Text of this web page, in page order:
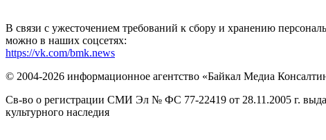
В связи с ужесточением требований к сбору и хранению
можно в наших соцсетях:
https://vk.com/bmk.news
© 2004-2026 информационное агентство «Байкал Медиа
Св-во о регистрации СМИ Эл № ФС 77-22419 от 28.11.2005 г.
культурного наследия